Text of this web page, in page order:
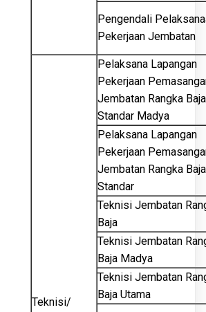
Pengendali
Pekerjaan Jembatan
Teknisi/
Pelaksana Lapangan
Pekerjaan
Jembatan Rangka Baja
Standar Madya
Pelaksana Lapangan
Pekerjaan
Jembatan Rangka Baja
Standar
Teknisi Jembatan
Baja
Teknisi Jembatan
Baja Madya
Teknisi Jembatan
Baja Utama